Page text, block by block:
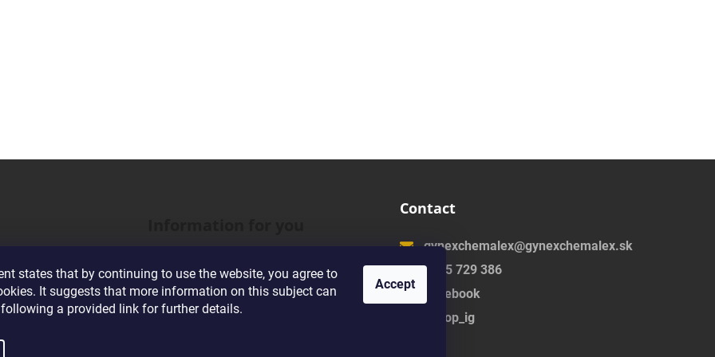
states that by continuing to use the website, you agree to
It suggests that more information on this subject can
a provided link for further details.
Accept
Wholesale Cooperation
Terms and Conditions
Contact
gynexchemalex@gynexchemalex.sk
0905 729 386
Facebook
eshop_ig